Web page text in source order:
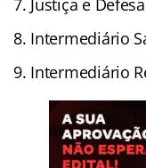
Justiça e Defesa
Intermediário
Intermediário